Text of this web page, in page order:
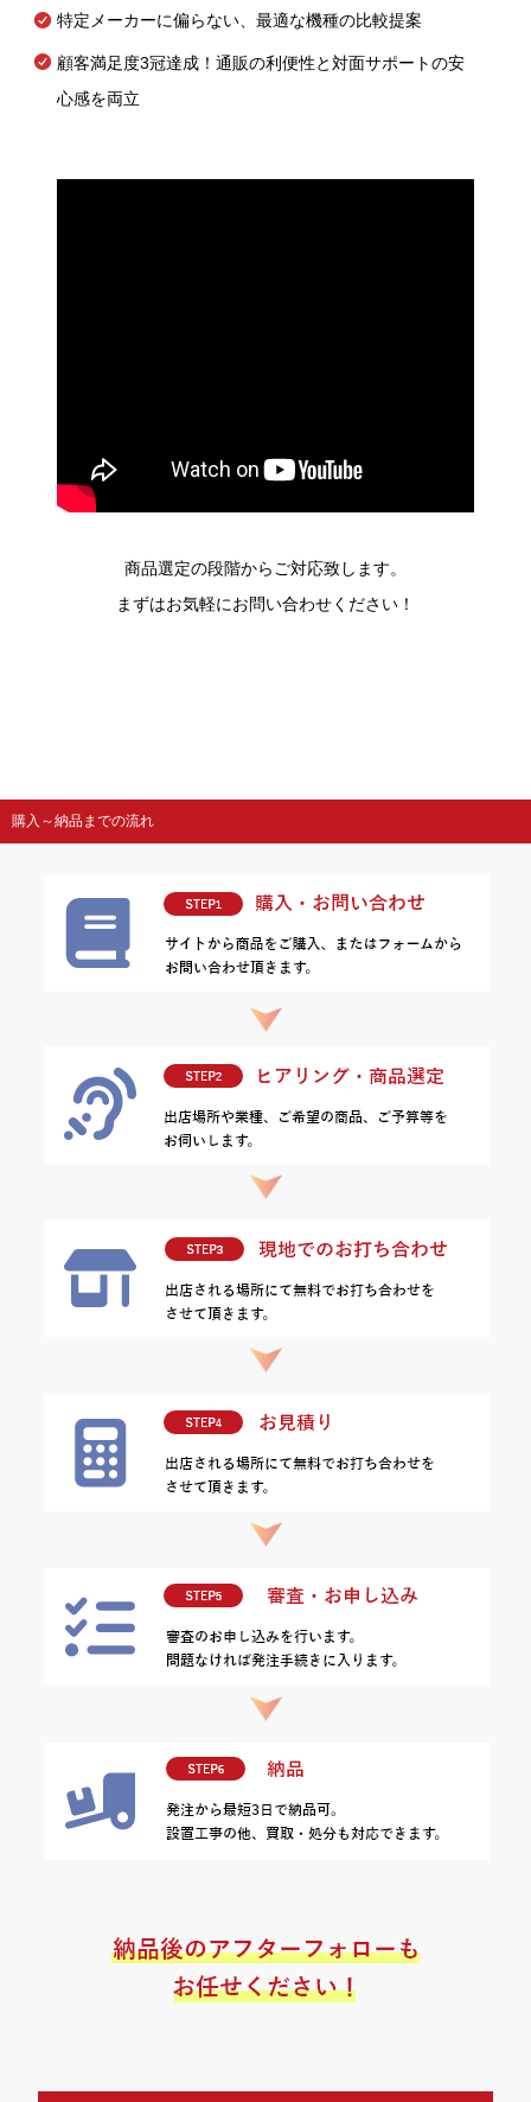
特定メーカーに偏らない、最適な機種の比較提案
顧客満足度3冠達成！通販の利便性と対面サポートの安
心感を両立
商品選定の段階からご対応致します。
まずはお気軽にお問い合わせください！
購入～納品までの流れ